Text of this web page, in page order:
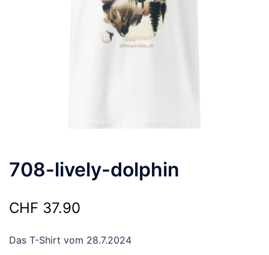
708-lively-dolphin
CHF 37.90
Das T-Shirt vom 28.7.2024